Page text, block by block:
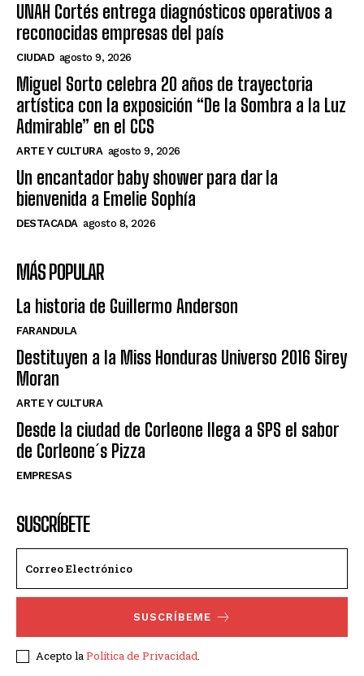
UNAH Cortés entrega diagnósticos operativos a
reconocidas empresas del país
CIUDAD agosto 9, 2026
Miguel Sorto celebra 20 años de trayectoria
artística con la exposición “De la Sombra a la Luz
Admirable” en el CCS
ARTE Y CULTURA agosto 9, 2026
Un encantador baby shower para dar la
bienvenida a Emelie Sophía
DESTACADA agosto 8, 2026
MÁS POPULAR
La historia de Guillermo Anderson
FARANDULA
Destituyen a la Miss Honduras Universo 2016 Sirey
Moran
ARTE Y CULTURA
Desde la ciudad de Corleone llega a SPS el sabor
de Corleone´s Pizza
EMPRESAS
SUSCRÍBETE
SUSCRÍBEME
Acepto laPolítica de Privacidad.